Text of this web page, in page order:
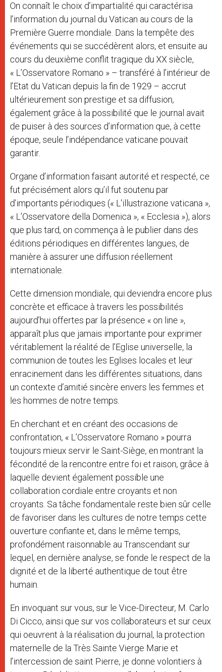
On connaît le choix d’impartialité qui caractérisa
l’information du journal du Vatican au cours de la
Première Guerre mondiale. Dans la tempête des
événements qui se succédèrent alors, et ensuite au
cours du deuxième conflit tragique du XX siècle,
« L’Osservatore Romano » – transféré à l’intérieur de
l’Etat du Vatican depuis la fin de 1929 – accrut
ultérieurement son prestige et sa diffusion,
également grâce à la possibilité que le journal avait
de puiser à des sources d’information que, à cette
époque, seule l’indépendance vaticane pouvait
garantir.
Organe d’information faisant autorité et respecté, ce
fut précisément alors qu’il fut soutenu par
d’importants périodiques (« L’illustrazione vaticana »,
« L’Osservatore della Domenica », « Ecclesia »), alors
que plus tard, on commença à le publier dans des
éditions périodiques en différentes langues, de
manière à assurer une diffusion réellement
internationale.
Cette dimension mondiale, qui deviendra encore plus
concrète et efficace à travers les possibilités
aujourd’hui offertes par la présence « on line »,
apparaît plus que jamais importante pour exprimer
véritablement la réalité de l’Eglise universelle, la
communion de toutes les Eglises locales et leur
enracinement dans les différentes situations, dans
un contexte d’amitié sincère envers les femmes et
les hommes de notre temps.
En cherchant et en créant des occasions de
confrontation, « L’Osservatore Romano » pourra
toujours mieux servir le Saint-Siège, en montrant la
fécondité de la rencontre entre foi et raison, grâce à
laquelle devient également possible une
collaboration cordiale entre croyants et non
croyants. Sa tâche fondamentale reste bien sûr celle
de favoriser dans les cultures de notre temps cette
ouverture confiante et, dans le même temps,
profondément raisonnable au Transcendant sur
lequel, en dernière analyse, se fonde le respect de la
dignité et de la liberté authentique de tout être
humain.
En invoquant sur vous, sur le Vice-Directeur, M. Carlo
Di Cicco, ainsi que sur vos collaborateurs et sur ceux
qui oeuvrent à la réalisation du journal, la protection
maternelle de la Très Sainte Vierge Marie et
l’intercession de saint Pierre, je donne volontiers à